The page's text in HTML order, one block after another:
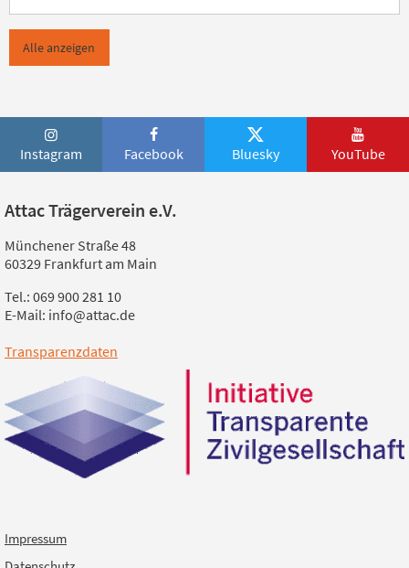
Alle anzeigen
Instagram Facebook Bluesky YouTube
Attac Trägerverein e.V.
Münchener Straße 48
60329 Frankfurt am Main
Tel.: 069 900 281 10
E-Mail: info@attac.de
Transparenzdaten
Impressum